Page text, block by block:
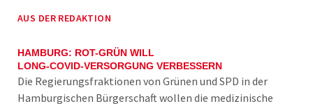
AUS DER REDAKTION
HAMBURG: ROT-GRÜN WILL
LONG-COVID-VERSORGUNG VERBESSERN
Die Regierungsfraktionen von Grünen und SPD in der
Hamburgischen Bürgerschaft wollen die medizinische